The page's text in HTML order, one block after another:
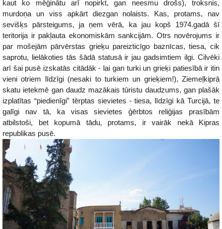
kaut ko mēģinātu arī nopirkt, gan neesmu drošs), troksnis,
murdoņa un viss apkārt diezgan nolaists. Kas, protams, nav
sevišķs pārsteigums, ja ņem vērā, ka jau kopš 1974.gadā šī
teritorija ir pakļauta ekonomiskām sankcijām. Otrs novērojums ir
par mošejām pārvērstas grieķu pareizticīgo baznīcas, tiesa, cik
saprotu, lielākoties tās šādā statusā ir jau gadsimtiem ilgi. Cilvēki
arī šai pusē izskatās citādāk - lai gan turki un grieķi patiesībā ir itin
vieni otriem līdzīgi (nesaki to turkiem un grieķiem!), Ziemeļkiprā
skatu ietekmē gan daudz mazākais tūristu daudzums, gan plašāk
izplatītas “piedienīgi” tērptas sievietes - tiesa, līdzīgi kā Turcijā, te
galīgi nav tā, ka visas sievietes ģērbtos reliģijas prasībām
atbilstoši, bet kopumā tādu, protams, ir vairāk nekā Kipras
republikas pusē.